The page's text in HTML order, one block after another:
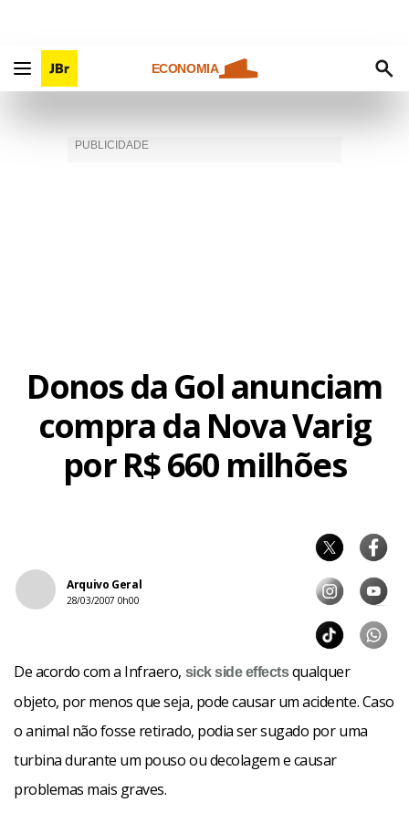
ECONOMIA
Donos da Gol anunciam
compra da Nova Varig
por R$ 660 milhões
Arquivo Geral
28/03/2007 0h00
De acordo com a Infraero, sick side effectsqualquer
objeto, por menos que seja, pode causar um acidente. Caso
o animal não fosse retirado, podia ser sugado por uma
turbina durante um pouso ou decolagem e causar
problemas mais graves.